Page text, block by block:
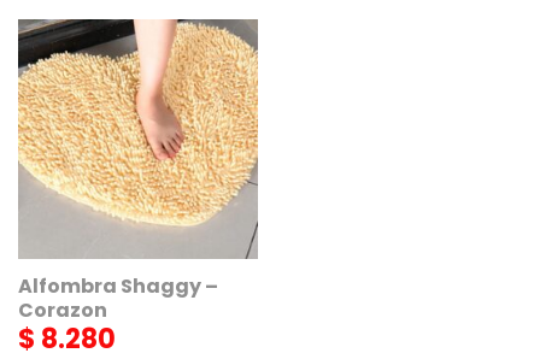
“ALFOMBRA”
Alfombra Shaggy –
Corazon
$ 8.280